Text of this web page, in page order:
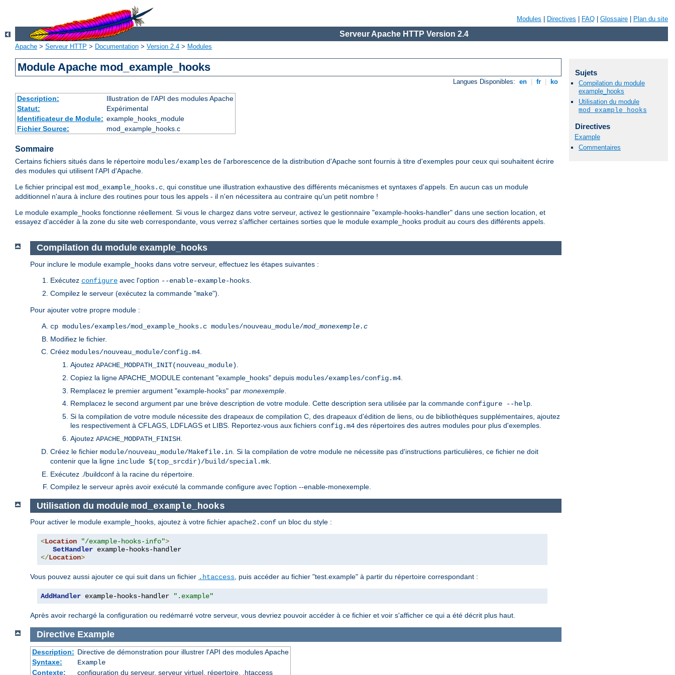
Modules Directives FAQ Glossaire Plan du site
Serveur Apache HTTP Version 2.4
Apache > Serveur HTTP > Documentation > Version 2.4 > Modules
Module Apache mod_example_hooks
Langues Disponibles: en fr ko
Description:
Illustration de l'API des modules Apache
Statut:
Expérimental
Identificateur de Module: example_hooks_module
Fichier Source:
mod_example_hooks.c
Sommaire
Certains fichiers situés dans le répertoire modules/examples de l'arborescence de la distribution d'Apache sont fournis à titre d'exemples pour ceux qui souhaitent écrire
des modules qui utilisent l'API d'Apache.
Le fichier principal est mod_example_hooks.c, qui constitue une illustration exhaustive des différents mécanismes et syntaxes d'appels. En aucun cas un module
additionnel n'aura à inclure des routines pour tous les appels - il n'en nécessitera au contraire qu'un petit nombre !
Le module example_hooks fonctionne réellement. Si vous le chargez dans votre serveur, activez le gestionnaire "example-hooks-handler" dans une section location, et
essayez d'accéder à la zone du site web correspondante, vous verrez s'afficher certaines sorties que le module example_hooks produit au cours des différents appels.
Sujets
Compilation du module
example_hooks
Utilisation du module
mod_example_hooks
Directives
Example
Commentaires
Compilation du module example_hooks
Pour inclure le module example_hooks dans votre serveur, effectuez les étapes suivantes :
Exécutez configure avec l'option --enable-example-hooks
Compilez le serveur (exécutez la commande "make").
Pour ajouter votre propre module :
cp modules/examples/mod_example_hooks.c modules/nouveau_module/mod_monexemple.c
Modifiez le fichier.
Créez modules/nouveau_module/config.m4
Ajoutez APACHE_MODPATH_INIT(nouveau_module)
Copiez la ligne APACHE_MODULE contenant "example_hooks" depuis modules/examples/config.m4
Remplacez le premier argument "example-hooks" par monexemple
Remplacez le second argument par une brève description de votre module. Cette description sera utilisée par la commande configure --help
Si la compilation de votre module nécessite des drapeaux de compilation C, des drapeaux d'édition de liens, ou de bibliothèques supplémentaires, ajoutez
les respectivement à CFLAGS, LDFLAGS et LIBS. Reportez-vous aux fichiers config.m4 des répertoires des autres modules pour plus d'exemples.
Ajoutez APACHE_MODPATH_FINISH
Créez le fichier module/nouveau_module/Makefile.in . Si la compilation de votre module ne nécessite pas d'instructions particulières, ce fichier ne doit
contenir que la ligne include $(top_srcdir)/build/special.mk
Exécutez ./buildconf à la racine du répertoire.
Compilez le serveur après avoir exécuté la commande configure avec l'option --enable-monexemple.
Utilisation du module mod_example_hooks
Pour activer le module example_hooks, ajoutez à votre fichier apache2.conf un bloc du style :
<Location "/example-hooks-info">
SetHandler
</Location>
Vous pouvez aussi ajouter ce qui suit dans un fichier .htaccess, puis accéder au fichier "test.example" à partir du répertoire correspondant :
AddHandler example-hooks-handler ".example"
Après avoir rechargé la configuration ou redémarré votre serveur, vous devriez pouvoir accéder à ce fichier et voir s'afficher ce qui a été décrit plus haut.
Directive Example
Description: Directive de démonstration pour illustrer l'API des modules Apache
Syntaxe:
Example
Contexte:
configuration du serveur, serveur virtuel, répertoire, .htaccess